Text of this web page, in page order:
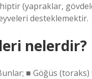
(yapraklar,
desteklemektir.
nelerdir?
■ Göğüs (toraks)